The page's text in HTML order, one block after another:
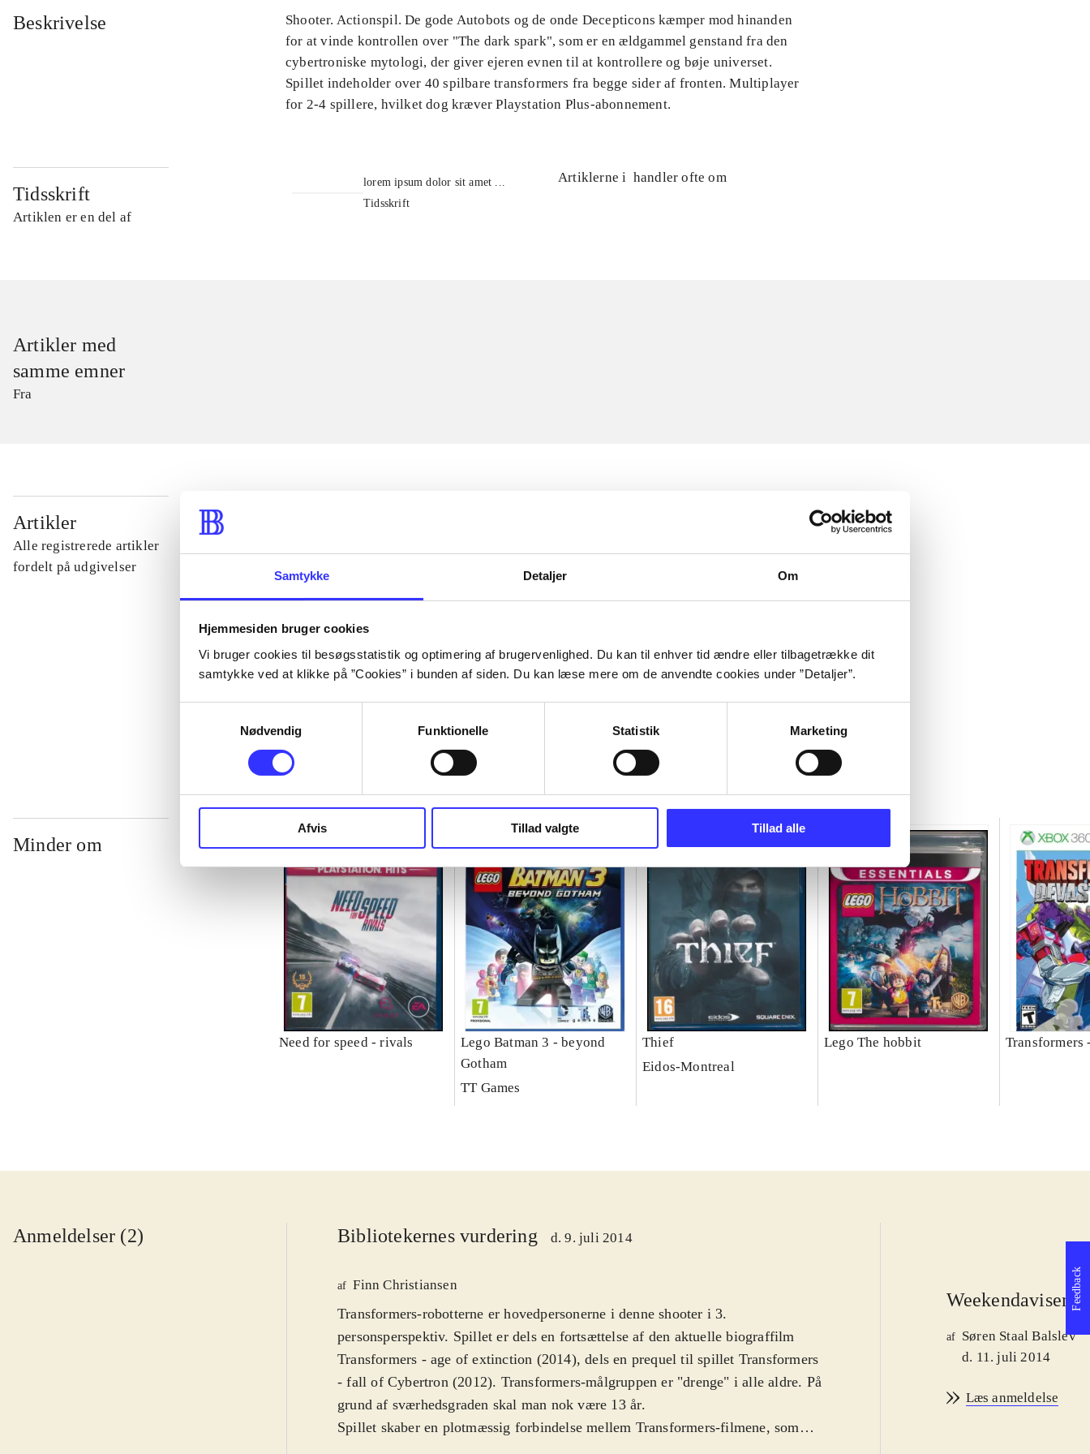
Samtykke Detaljer Om
Hjemmesiden bruger cookies
Vi bruger cookies til besøgsstatistik og optimering af brugervenlighed. Du kan til enhver tid ændre eller tilbagetrække dit
samtykke ved at klikke på ”Cookies” i bunden af siden. Du kan læse mere om de anvendte cookies under ”Detaljer”.
Nødvendig
Funktionelle Statistik Marketing
Afvis Tillad valgte Tillad alle
Beskrivelse
Shooter. Actionspil. De gode Autobots og de onde Decepticons kæmper mod hinanden
for at vinde kontrollen over "The dark spark", som er en ældgammel genstand fra den
cybertroniske mytologi, der giver ejeren evnen til at kontrollere og bøje universet.
Spillet indeholder over 40 spilbare transformers fra begge sider af fronten. Multiplayer
for 2-4 spillere, hvilket dog kræver Playstation Plus-abonnement.
Tidsskrift
Artiklen er en del af
lorem ipsum dolor sit amet ...
Tidsskrift
Artiklerne i handler ofte om
Artikler med
samme emner
Fra
Artikler
Alle registrerede artikler
fordelt på udgivelser
...
Minder om
Need for speed - rivals
Lego Batman 3 - beyond
Gotham
TT Games
Thief
Eidos-Montreal
Lego The hobbit Transformers
Anmeldelser (2) Bibliotekernes vurdering d. 9. juli 2014
af Finn Christiansen
Transformers-robotterne er hovedpersonerne i denne shooter i 3.
personsperspektiv. Spillet er dels en fortsættelse af den aktuelle biograffilm
Transformers - age of extinction (2014), dels en prequel til spillet Transformers
- fall of Cybertron (2012). Transformers-målgruppen er "drenge" i alle aldre. På
grund af sværhedsgraden skal man nok være 13 år.
Spillet skaber en plotmæssig forbindelse mellem Transformers-filmene, som
Weekendavisen
af
Søren Staal Balslev
d. 11. juli 2014
Læs anmeldelse
Feedback